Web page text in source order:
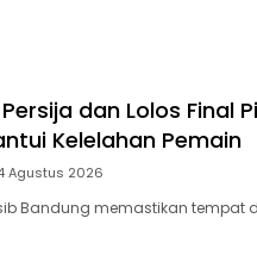
dan Lolos Final
Kelelahan Pemain
Agustus 2026
Bandung memastikan tempat